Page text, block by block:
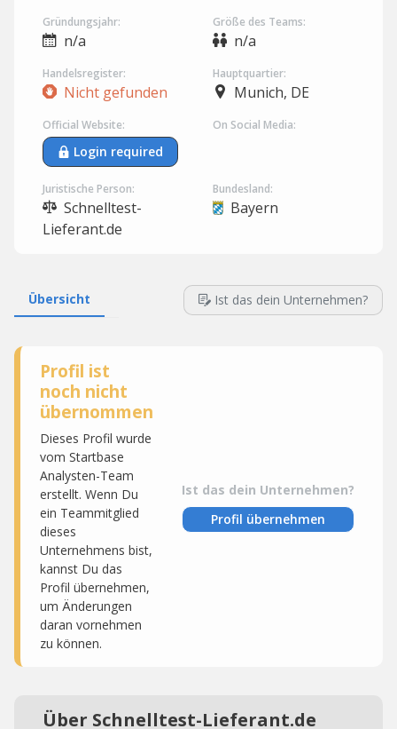
Gründungsjahr:
n/a
Größe des Teams:
n/a
Handelsregister:
Nicht gefunden
Hauptquartier:
Munich, DE
Official Website:
Login required
On Social Media:
Juristische Person:
Schnelltest-
Lieferant.de
Bundesland:
Bayern
Übersicht Ist das dein Unternehmen?
Profil ist
noch nicht
übernommen
Dieses Profil wurde
vom Startbase
Analysten-Team
erstellt. Wenn Du
ein Teammitglied
dieses
Unternehmens bist,
kannst Du das
Profil übernehmen,
um Änderungen
daran vornehmen
zu können.
Ist das dein Unternehmen?
Profil übernehmen
Über Schnelltest-Lieferant.de